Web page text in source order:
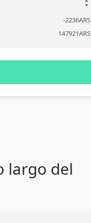
unfold_more
-2236ARS
147921ARS
largo del